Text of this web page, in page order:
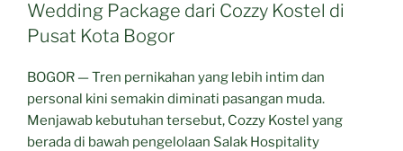
Wedding Package dari Cozzy Kostel di
Pusat Kota Bogor
BOGOR — Tren pernikahan yang lebih intim dan
personal kini semakin diminati pasangan muda.
Menjawab kebutuhan tersebut, Cozzy Kostel yang
berada di bawah pengelolaan Salak Hospitality